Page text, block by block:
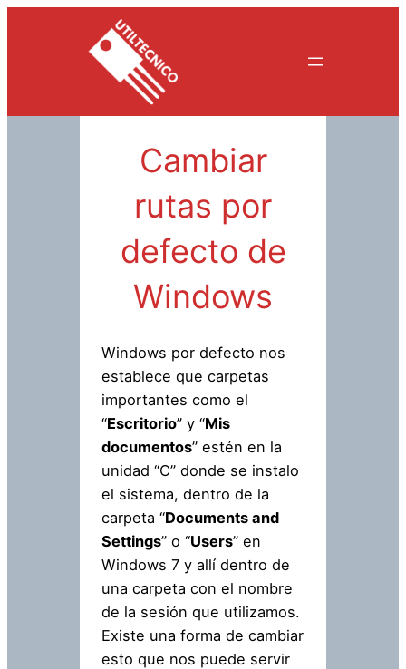
Cambiar
rutas por
defecto de
Windows
Windows por defecto nos
establece que carpetas
importantes como el
“Escritorio” y “Mis
documentos” estén en la
unidad “C” donde se instalo
el sistema, dentro de la
carpeta “Documents and
Settings” o “Users” en
Windows 7 y allí dentro de
una carpeta con el nombre
de la sesión que utilizamos.
Existe una forma de cambiar
esto que nos puede servir